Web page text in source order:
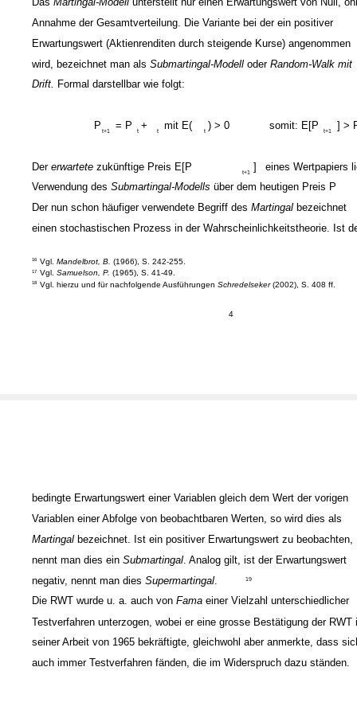
Annahme der Gesamtverteilung. Die Variante bei der ein positiver
Erwartungswert (Aktienrenditen durch steigende Kurse) angenommen
wird, bezeichnet man alsSubmartingal-ModelloderRandom-Walk mit
Drift.
Formal darstellbar wie folgt:
P
t+1
= P
t
+
t
mit E(
t
) > 0 somit: E[P
t+1
] >
Dererwartete zukünftige Preis E[P
t+1
]
eines Wertpapiers
Verwendung desSubmartingal-Modells über dem heutigen Preis P
Der nun schon häufiger verwendete Begriff desMartingal bezeichnet
einen stochastischen Prozess in der Wahrscheinlichkeitstheorie. Ist
16 Vgl. Mandelbrot, B. (1966), S. 242-255.
17 Vgl. Samuelson, P. (1965), S. 41-49.
18 Vgl. hierzu und für nachfolgende Ausführungen Schredelseker(2002), S. 408 ff.
4
bedingte Erwartungswert einer Variablen gleich dem Wert der vorigen
Variablen einer Abfolge von beobachtbaren Werten, so wird dies als
Martingal bezeichnet. Ist ein positiver Erwartungswert zu beobachten,
nennt man dies einSubmartingal . Analog gilt, ist der Erwartungswert
negativ, nennt man diesSupermartingal 19
Die RWT wurde u. a. auch vonFama einer Vielzahl unterschiedlicher
Testverfahren unterzogen, wobei er eine grosse Bestätigung der RWT
seiner Arbeit von 1965 bekräftigte, gleichwohl aber anmerkte, dass
auch immer Testverfahren fänden, die im Widerspruch dazu ständen.